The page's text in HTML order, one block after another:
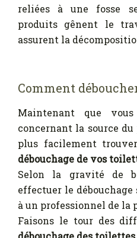
reliées à une fosse
produits gênent le
assurent la
Comment
Maintenant que
concernant la source
plus facilement
débouchage de vos
Selon la gravité de
effectuer le
à un professionnel de la
Faisons le tour des